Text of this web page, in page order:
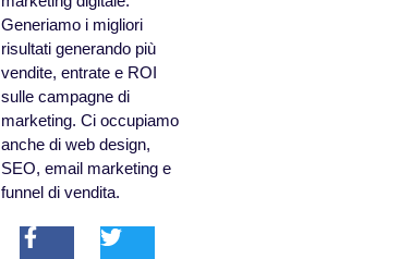
Generiamo i migliori
risultati generando più
vendite, entrate e ROI
sulle campagne di
marketing. Ci occupiamo
anche di web design,
SEO, email marketing e
funnel di vendita.